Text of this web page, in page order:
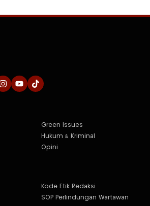
Green Issues
Hukum & Kriminal
Opini
Kode Etik Redaksi
SOP Perlindungan Wartawan